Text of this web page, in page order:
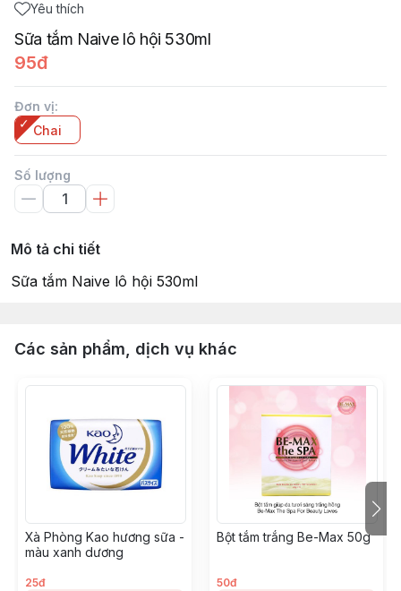
Yêu thích
Sữa tắm Naive lô hội 530ml
95đ
Đơn vị:
Chai
Số lượng
Mô tả chi tiết
Sữa tắm Naive lô hội 530ml
Các sản phẩm, dịch vụ khác
Xà Phòng Kao hương sữa -
màu xanh dương
25đ
Bột tắm trắng Be-Max 50g
50đ